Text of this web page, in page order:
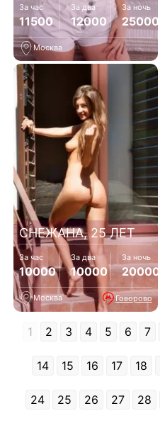
За час
11500
За два
12000
За ночь
25000
Москва
СНЕЖАНА, 25 ЛЕТ
За час
10000
За два
10000
За ночь
20000
Москва Говорово
1 2 3 4 5 6 7
14 15 16 17 18
24 25 26 27 28